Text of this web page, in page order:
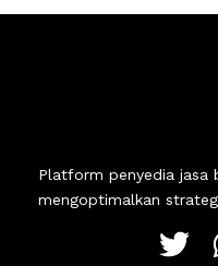
Platform penyedia jasa
mengoptimalkan